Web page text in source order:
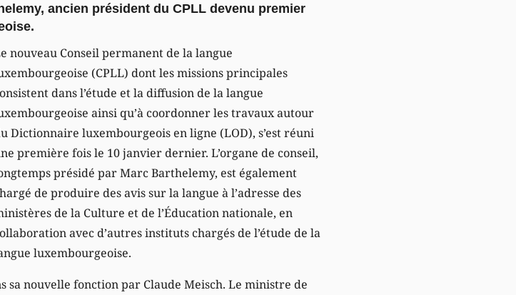
ancien président du CPLL devenu premier
nouveau Conseil permanent de la langue
(CPLL) dont les missions principales
dans l’étude et la diffusion de la langue
ainsi qu’à coordonner les travaux autour
Dictionnaire luxembourgeois en ligne (LOD), s’est réuni
première fois le 10 janvier dernier. L’organe de conseil,
présidé par Marc Barthelemy, est également
de produire des avis sur la langue à l’adresse des
de la Culture et de l’Éducation nationale, en
avec d’autres instituts chargés de l’étude de la
luxembourgeoise.
nouvelle fonction par Claude Meisch. Le ministre de